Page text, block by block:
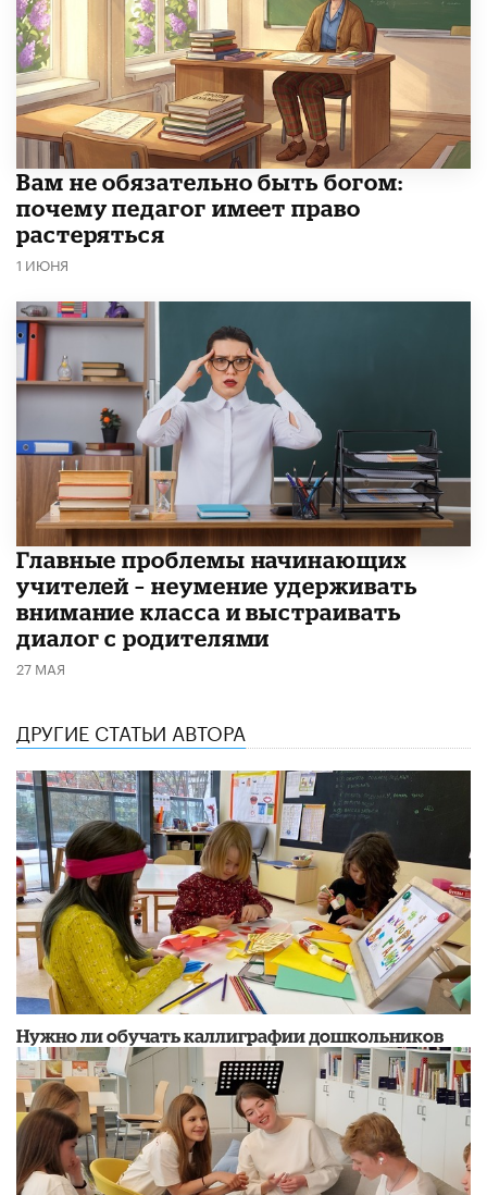
​Вам не обязательно быть богом:
почему педагог имеет право
растеряться
1 ИЮНЯ
Главные проблемы начинающих
учителей – неумение удерживать
внимание класса и выстраивать
диалог с родителями
27 МАЯ
ДРУГИЕ СТАТЬИ АВТОРА
Нужно ли обучать каллиграфии дошкольников